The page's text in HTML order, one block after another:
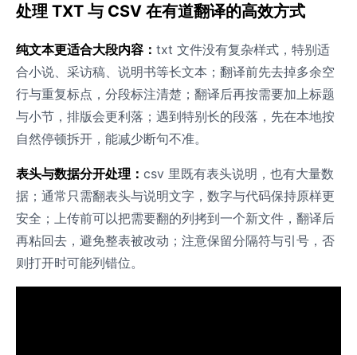
处理 TXT 与 CSV 在有道翻译的高效方式
纯文本更适合大段内容： txt 文件没有复杂样式，特别适
合小说、采访稿、说明书等长文本；翻译前先去掉多余空
行与重复标点，分段标注清楚；翻译后再按需要加上标题
与小节，排版会更利落；遇到特别长的段落，先在本地按
自然停顿拆开，能减少断句不准。
表头与数据分开处理： csv 里既有表头说明，也有大量数
据；通常只需翻表头与说明文字，数字与代码保持原样更
安全；上传前可以把需要翻的列拷到一个新文件，翻译后
再粘回去，避免整表被改动；注意保留分隔符与引号，否
则打开时可能列错位。